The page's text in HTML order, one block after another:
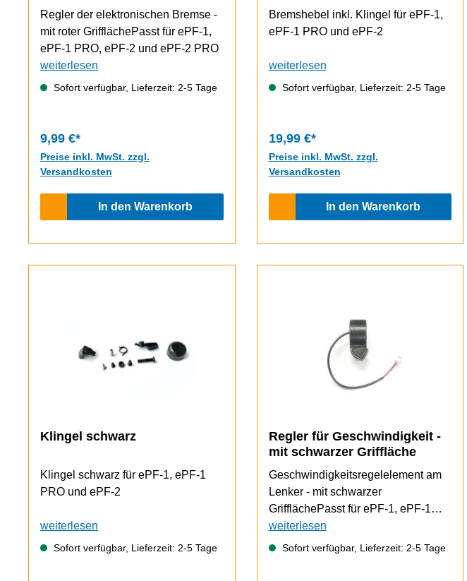
Regler der elektronischen Bremse -
mit roter GrifflächePasst für ePF-1,
ePF-1 PRO, ePF-2 und ePF-2 PRO
weiterlesen
Sofort verfügbar, Lieferzeit: 2-5 Tage
9,99 €*
Preise inkl. MwSt. zzgl.
Versandkosten
In den Warenkorb
Bremshebel inkl. Klingel für ePF-1,
ePF-1 PRO und ePF-2
weiterlesen
Sofort verfügbar, Lieferzeit: 2-5 Tage
19,99 €*
Preise inkl. MwSt. zzgl.
Versandkosten
In den Warenkorb
Klingel schwarz
Klingel schwarz für ePF-1, ePF-1
PRO und ePF-2
weiterlesen
Sofort verfügbar, Lieferzeit: 2-5 Tage
Regler für Geschwindigkeit -
mit schwarzer Griffläche
Geschwindigkeitsregelelement am
Lenker - mit schwarzer
GrifflächePasst für ePF-1, ePF-1
PRO, ePF-2 und ePF-2 PRO
weiterlesen
Sofort verfügbar, Lieferzeit: 2-5 Tage